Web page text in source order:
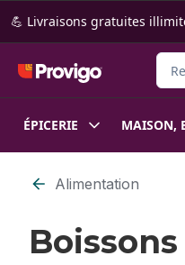
Passer au contenu principal
Passer au pied de page
💪 Livraisons gratuites
ÉPICERIE MAISON,
Alimentation
Boissons